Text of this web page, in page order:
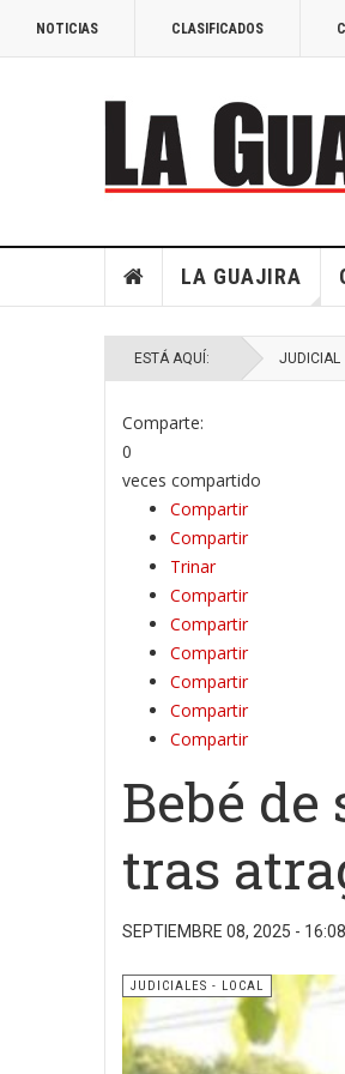
NOTICIAS CLASIFICADOS
LA GUAJIRA
ESTÁ AQUÍ: JUDICIAL
Comparte:
0
veces compartido
Compartir
Compartir
Trinar
Compartir
Compartir
Compartir
Compartir
Compartir
Compartir
Bebé de
tras
SEPTIEMBRE 08, 2025 - 16:08
JUDICIALES - LOCAL